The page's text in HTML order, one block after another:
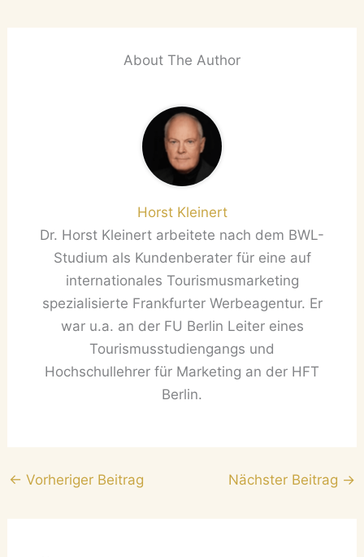
About The Author
Horst Kleinert
Dr. Horst Kleinert arbeitete nach dem BWL-
Studium als Kundenberater für eine auf
internationales Tourismusmarketing
spezialisierte Frankfurter Werbeagentur. Er
war u.a. an der FU Berlin Leiter eines
Tourismusstudiengangs und
Hochschullehrer für Marketing an der HFT
Berlin.
← Vorheriger Beitrag Nächster Beitrag →